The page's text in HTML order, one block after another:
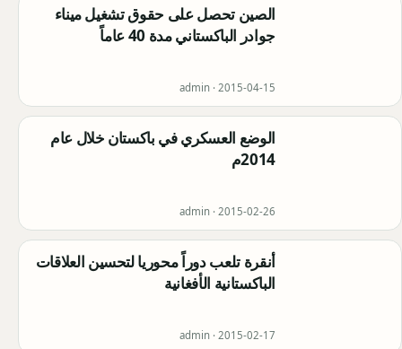
الصين تحصل على حقوق تشغيل ميناء
جوادر الباكستاني مدة 40 عاماً
admin · 2015-04-15
الوضع العسكري في باكستان خلال عام
2014م
admin · 2015-02-26
أنقرة تلعب دوراً محوريا لتحسين العلاقات
الباكستانية الأفغانية
admin · 2015-02-17